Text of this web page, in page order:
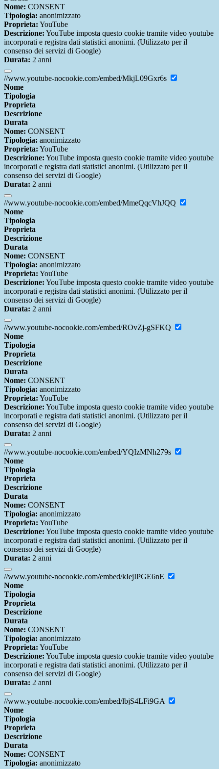
Nome: CONSENT
Tipologia: anonimizzato
Proprieta: YouTube
Descrizione: YouTube imposta questo cookie tramite video youtube
incorporati e registra dati statistici anonimi. (Utilizzato per il
consenso dei servizi di Google)
Durata: 2 anni
//www.youtube-nocookie.com/embed/MkjL09Gxr6s
Nome
Tipologia
Proprieta
Descrizione
Durata
Nome: CONSENT
Tipologia: anonimizzato
Proprieta: YouTube
Descrizione: YouTube imposta questo cookie tramite video youtube
incorporati e registra dati statistici anonimi. (Utilizzato per il
consenso dei servizi di Google)
Durata: 2 anni
//www.youtube-nocookie.com/embed/MmeQqcVhJQQ
Nome
Tipologia
Proprieta
Descrizione
Durata
Nome: CONSENT
Tipologia: anonimizzato
Proprieta: YouTube
Descrizione: YouTube imposta questo cookie tramite video youtube
incorporati e registra dati statistici anonimi. (Utilizzato per il
consenso dei servizi di Google)
Durata: 2 anni
//www.youtube-nocookie.com/embed/ROvZj-gSFKQ
Nome
Tipologia
Proprieta
Descrizione
Durata
Nome: CONSENT
Tipologia: anonimizzato
Proprieta: YouTube
Descrizione: YouTube imposta questo cookie tramite video youtube
incorporati e registra dati statistici anonimi. (Utilizzato per il
consenso dei servizi di Google)
Durata: 2 anni
//www.youtube-nocookie.com/embed/YQIzMNh279s
Nome
Tipologia
Proprieta
Descrizione
Durata
Nome: CONSENT
Tipologia: anonimizzato
Proprieta: YouTube
Descrizione: YouTube imposta questo cookie tramite video youtube
incorporati e registra dati statistici anonimi. (Utilizzato per il
consenso dei servizi di Google)
Durata: 2 anni
//www.youtube-nocookie.com/embed/kIejIPGE6nE
Nome
Tipologia
Proprieta
Descrizione
Durata
Nome: CONSENT
Tipologia: anonimizzato
Proprieta: YouTube
Descrizione: YouTube imposta questo cookie tramite video youtube
incorporati e registra dati statistici anonimi. (Utilizzato per il
consenso dei servizi di Google)
Durata: 2 anni
//www.youtube-nocookie.com/embed/lbjS4LFi9GA
Nome
Tipologia
Proprieta
Descrizione
Durata
Nome: CONSENT
Tipologia: anonimizzato